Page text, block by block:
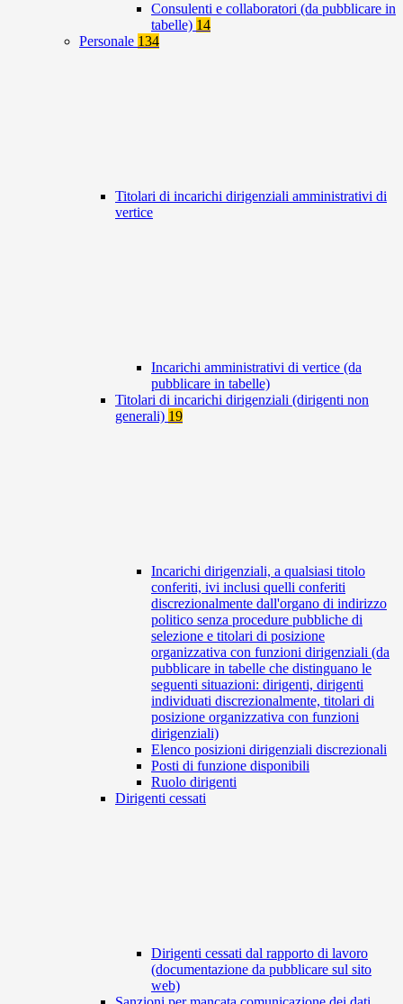
Consulenti e collaboratori (da pubblicare in
tabelle) 14
Personale 134
Titolari di incarichi dirigenziali amministrativi di
vertice
Incarichi amministrativi di vertice (da
pubblicare in tabelle)
Titolari di incarichi dirigenziali (dirigenti non
generali) 19
Incarichi dirigenziali, a qualsiasi titolo
conferiti, ivi inclusi quelli conferiti
discrezionalmente dall'organo di indirizzo
politico senza procedure pubbliche di
selezione e titolari di posizione
organizzativa con funzioni dirigenziali (da
pubblicare in tabelle che distinguano le
seguenti situazioni: dirigenti, dirigenti
individuati discrezionalmente, titolari di
posizione organizzativa con funzioni
dirigenziali)
Elenco posizioni dirigenziali discrezionali
Posti di funzione disponibili
Ruolo dirigenti
Dirigenti cessati
Dirigenti cessati dal rapporto di lavoro
(documentazione da pubblicare sul sito
web)